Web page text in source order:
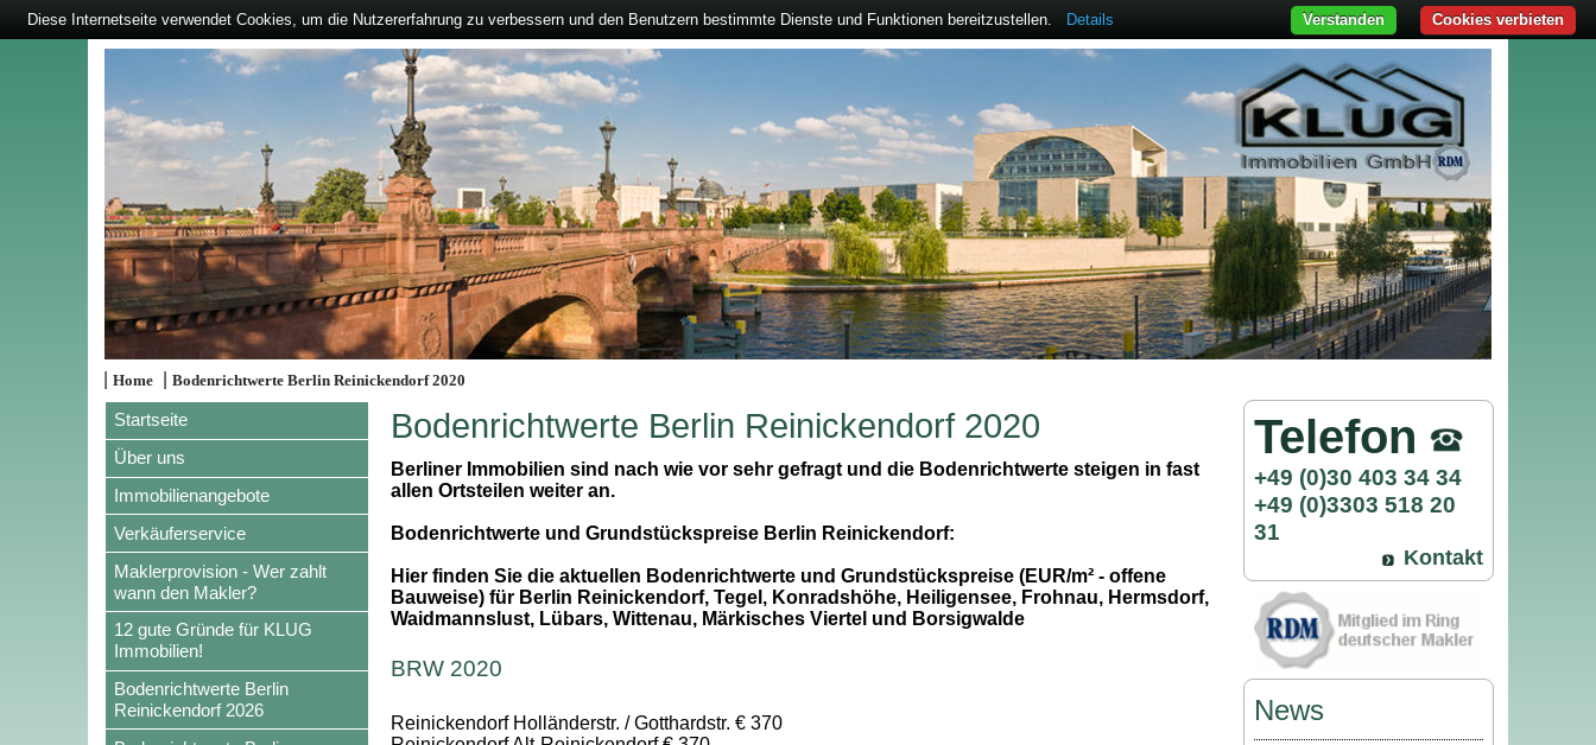
|Home |Bodenrichtwerte Berlin Reinickendorf 2020
Startseite
Über uns
Immobilienangebote
Verkäuferservice
Maklerprovision - Wer zahlt
wann den Makler?
12 gute Gründe für KLUG
Immobilien!
Bodenrichtwerte Berlin
Reinickendorf 2026
Bodenrichtwerte Berlin Reinickendorf 2020
Berliner Immobilien sind nach wie vor sehr gefragt und die Bodenrichtwerte steigen in fast
allen Ortsteilen weiter an.
Bodenrichtwerte und Grundstückspreise Berlin Reinickendorf:
Hier finden Sie die aktuellen Bodenrichtwerte und Grundstückspreise (EUR/m² - offene
Bauweise) für Berlin Reinickendorf, Tegel, Konradshöhe, Heiligensee, Frohnau, Hermsdorf,
Waidmannslust, Lübars, Wittenau, Märkisches Viertel und Borsigwalde
BRW 2020
Reinickendorf Holländerstr. / Gotthardstr. € 370
Telefon
+49 (0)30 403 34 34
+49 (0)3303 518 20
31
Kontakt
News
Diese Internetseite verwendet Cookies, um die Nutzererfahrung zu verbessern und den Benutzern bestimmte Dienste und Funktionen bereitzustellen. Details Cookies verbieten
Verstanden